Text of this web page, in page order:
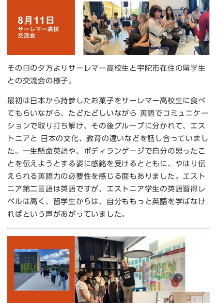
その日の夕方よりサーレマー高校生と宇陀市在住の留学生
との交流会の様子。
最初は日本から持参したお菓子をサーレマー高校生に食べ
てもらいながら、たどたどしいながら 英語でコミュニケー
ションで取り打ち解け、その後グループに分かれて、エス
トニアと 日本の文化、教育の違いなどを話し合っていまし
た。一生懸命英語や、ボディランゲージで自分の思ったこ
とを伝えようとする姿に感銘を受けるとともに、やはり伝
えられる英語力の必要性を感じる面もありました。エスト
ニア第二言語は英語ですが、エストニア学生の英語習得レ
ベルは高く、留学生からは、自分ももっと英語を学ばなけ
ればという声があがっていました。